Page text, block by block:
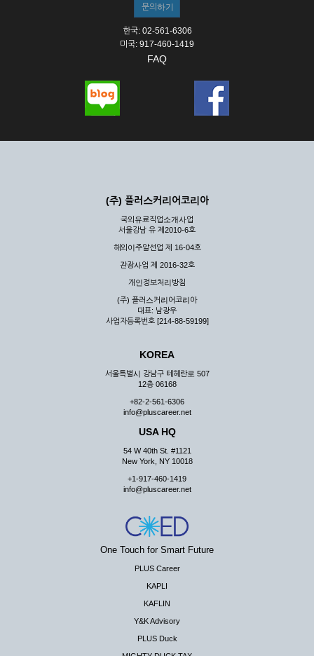
한국: 02-561-6306
미국: 917-460-1419
FAQ
(주) 플러스커리어코리아
국외유료직업소개사업
서울강남 유 제2010-6호
해외이주알선업 제 16-04호
관광사업 제 2016-32호
개인정보처리방침
(주) 플러스커리어코리아
대표: 남광우
사업자등록번호 [214-88-59199]
KOREA
서울특별시 강남구 테헤란로 507
12층 06168
+82-2-561-6306
info@pluscareer.net
USA HQ
54 W 40th St. #1121
New York, NY 10018
+1-917-460-1419
info@pluscareer.net
One Touch for Smart Future
PLUS Career
KAPLI
KAFLIN
Y&K Advisory
PLUS Duck